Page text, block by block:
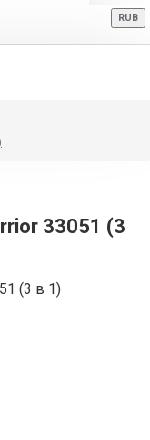
RUB
33051 (3